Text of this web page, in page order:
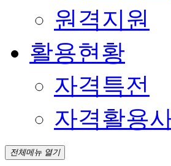
원격지원
활용현황
자격특전
자격활용
전체메뉴 열기